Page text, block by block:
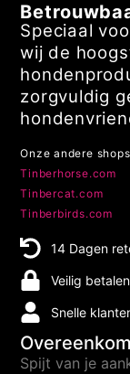
Speciaal
wij de
zorgvuldig
Onze andere
Tinberhorse.com
Tinbercat.com
Tinberbirds.com
14 Dagen
Veilig betalen
Snelle
Spijt van je